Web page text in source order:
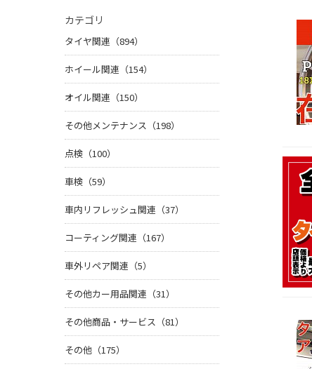
カテゴリ
タイヤ関連（894）
ホイール関連（154）
オイル関連（150）
その他メンテナンス（198）
点検（100）
車検（59）
車内リフレッシュ関連（37）
コーティング関連（167）
車外リペア関連（5）
その他カー用品関連（31）
その他商品・サービス（81）
その他（175）